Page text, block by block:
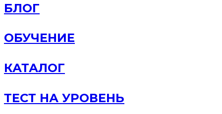
БЛОГ
ОБУЧЕНИЕ
КАТАЛОГ
ТЕСТ НА УРОВЕНЬ